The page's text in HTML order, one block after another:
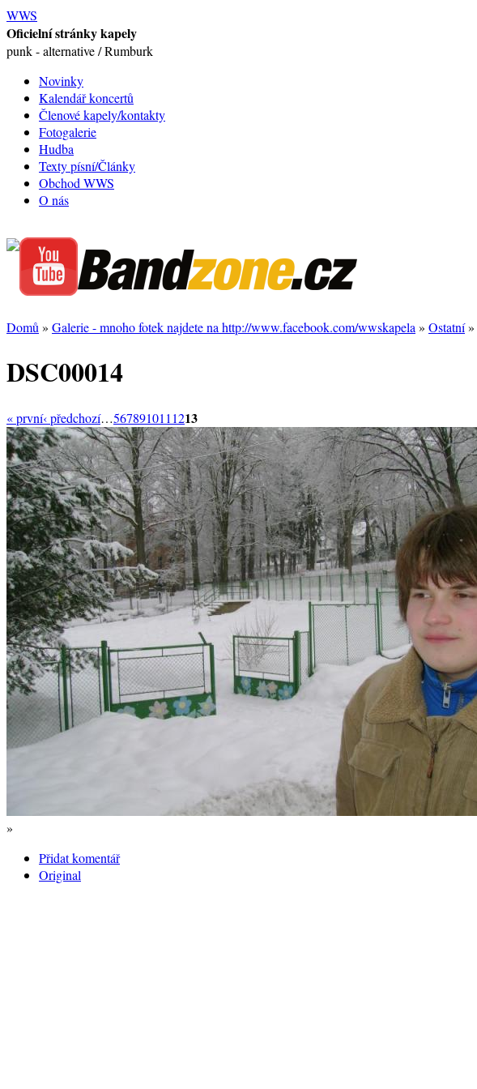
WWS
Oficielní stránky kapely
punk - alternative / Rumburk
Novinky
Kalendář koncertů
Členové kapely/kontakty
Fotogalerie
Hudba
Texty písní/Články
Obchod WWS
O nás
Domů » Galerie - mnoho fotek najdete na http://www.facebook.com/wwskapela » Ostatní»
DSC00014
« první‹ předchozí…567891011 1213
»
Přidat komentář
Original